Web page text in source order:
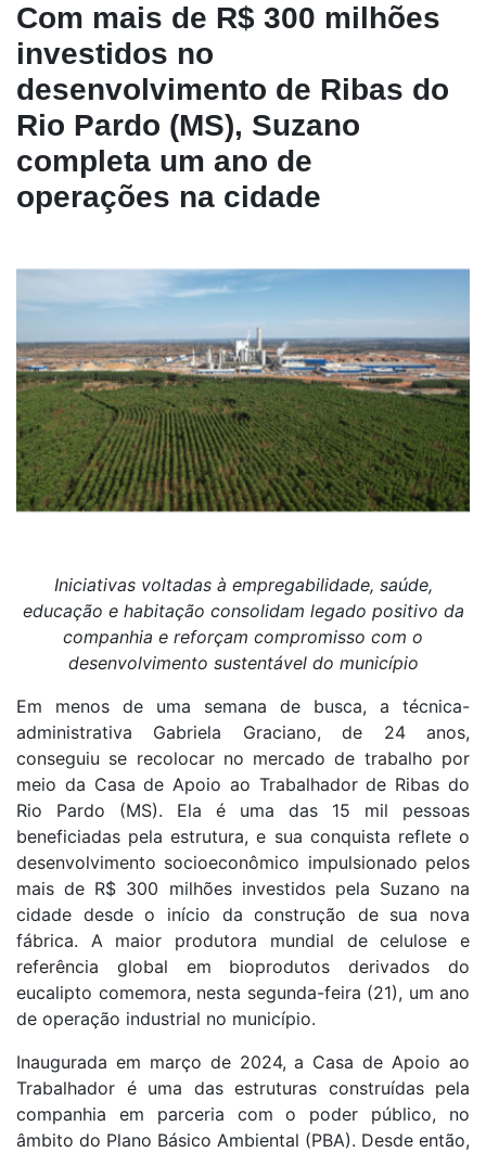
Com mais de R$ 300 milhões
investidos no
desenvolvimento de Ribas do
Rio Pardo (MS), Suzano
completa um ano de
operações na cidade
Iniciativas voltadas à empregabilidade, saúde,
educação e habitação consolidam legado positivo da
companhia e reforçam compromisso com o
desenvolvimento sustentável do município
Em menos de uma semana de busca, a técnica-
administrativa Gabriela Graciano, de 24 anos,
conseguiu se recolocar no mercado de trabalho por
meio da Casa de Apoio ao Trabalhador de Ribas do
Rio Pardo (MS). Ela é uma das 15 mil pessoas
beneficiadas pela estrutura, e sua conquista reflete o
desenvolvimento socioeconômico impulsionado pelos
mais de R$ 300 milhões investidos pela Suzano na
cidade desde o início da construção de sua nova
fábrica. A maior produtora mundial de celulose e
referência global em bioprodutos derivados do
eucalipto comemora, nesta segunda-feira (21), um ano
de operação industrial no município.
Inaugurada em março de 2024, a Casa de Apoio ao
Trabalhador é uma das estruturas construídas pela
companhia em parceria com o poder público, no
âmbito do Plano Básico Ambiental (PBA). Desde então,